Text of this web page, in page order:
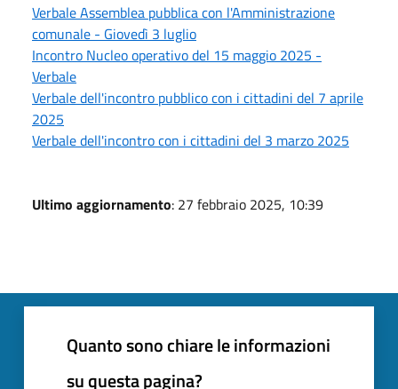
Verbale Assemblea pubblica con l'Amministrazione
comunale - Giovedì 3 luglio
Incontro Nucleo operativo del 15 maggio 2025 -
Verbale
Verbale dell'incontro pubblico con i cittadini del 7 aprile
2025
Verbale dell'incontro con i cittadini del 3 marzo 2025
Ultimo aggiornamento: 27 febbraio 2025, 10:39
Quanto sono chiare le informazioni
su questa pagina?